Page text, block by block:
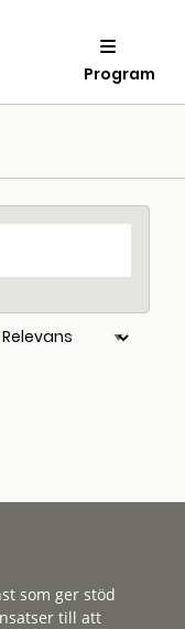
Program
som ger stöd
till att